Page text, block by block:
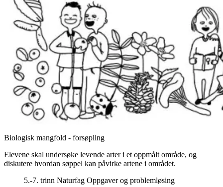
Biologisk mangfold - forsøpling
Elevene skal undersøke levende arter i et oppmålt område, og
diskutere hvordan søppel kan påvirke artene i området.
5.-7. trinn Naturfag Oppgaver og problemløsing